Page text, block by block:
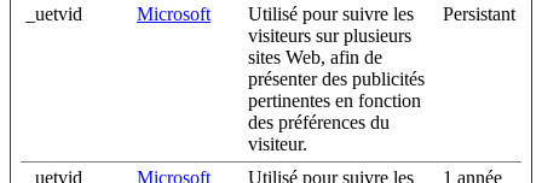
_uetvid Microsoft
Utilisé pour suivre les
visiteurs sur plusieurs
sites Web, afin de
présenter des publicités
pertinentes en fonction
des préférences du
visiteur.
Persistant
_uetvid Microsoft Utilisé pour suivre les 1 année